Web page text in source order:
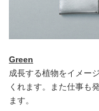
Green
成長する植物をイメー
くれます。また仕事も
ます。